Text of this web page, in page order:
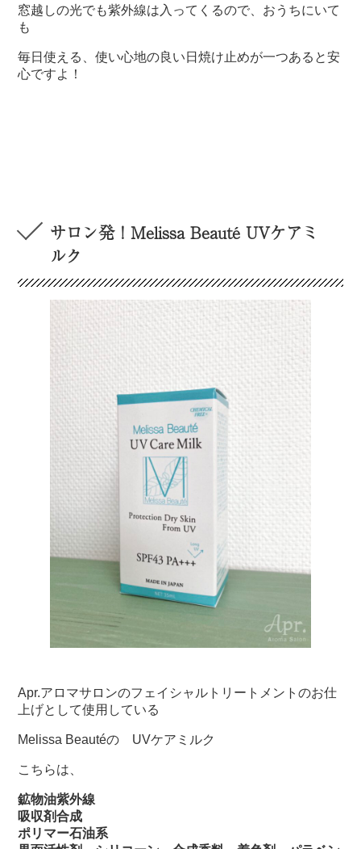
窓越しの光でも紫外線は入ってくるので、おうちにいて
も
毎日使える、使い心地の良い日焼け止めが一つあると安
心ですよ！
サロン発！Melissa Beauté UVケアミ
ルク
Apr.アロマサロンのフェイシャルトリートメントのお仕
上げとして使用している
Melissa Beautéの UVケアミルク
こちらは、
鉱物油紫外線
吸収剤合成
ポリマー石油系